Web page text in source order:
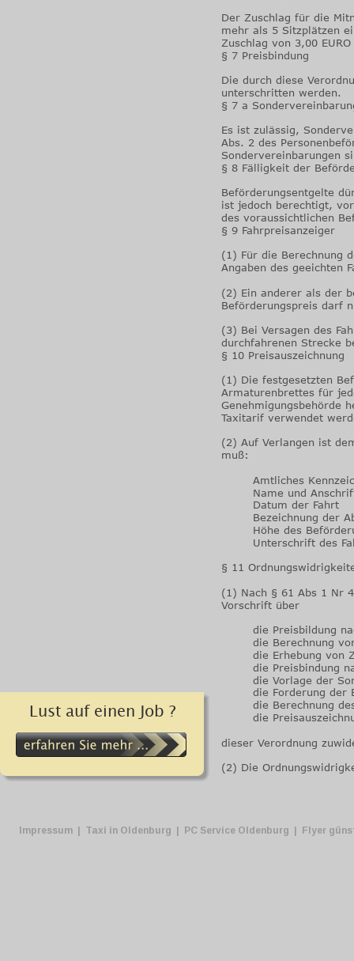
Lust auf einen Job ?
Impressum Taxi in Oldenburg PC Service Oldenburg Flyer
Der Zuschlag für die
mehr als 5 Sitzplätzen
Zuschlag von 3,00
§ 7 Preisbindung
Die durch diese
unterschritten werden.
§ 7 a
Es ist zulässig,
Abs. 2 des
Sondervereinbarungen
§ 8 Fälligkeit der
Beförderungsentgelte
ist jedoch berechtigt,
des voraussichtlichen
§ 9 Fahrpreisanzeiger
(1) Für die Berechnung
Angaben des geeichten
(2) Ein anderer als der
Beförderungspreis darf
(3) Bei Versagen des
durchfahrenen Strecke
§ 10 Preisauszeichnung
(1) Die festgesetzten
Armaturenbrettes für
Genehmigungsbehörde
Taxitarif verwendet
(2) Auf Verlangen ist
muß:
Amtliches
Name und Anschrift
Datum der Fahrt
Bezeichnung der
Höhe des
Unterschrift des
§ 11
(1) Nach § 61 Abs 1 Nr
Vorschrift über
die Preisbildung
die Berechnung von
die Erhebung von
die Preisbindung
die Vorlage der
die Forderung der
die Berechnung des
die
dieser Verordnung
(2) Die